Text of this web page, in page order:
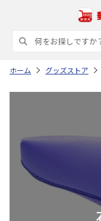
ホーム グッズストア